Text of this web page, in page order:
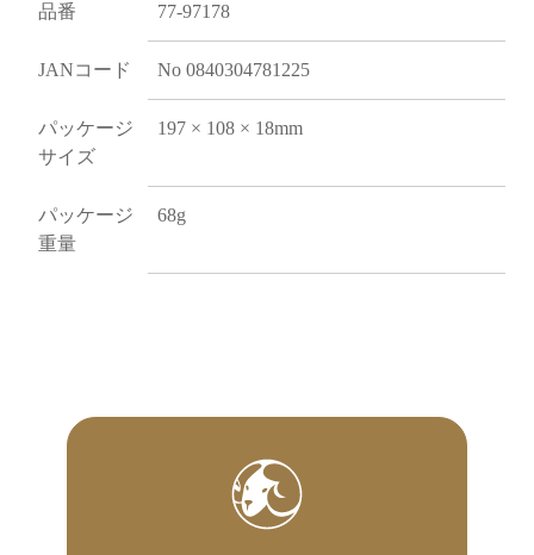
品番 77-97178
JANコード No 0840304781225
パッケージ
サイズ
197 × 108 × 18mm
パッケージ
重量
68g